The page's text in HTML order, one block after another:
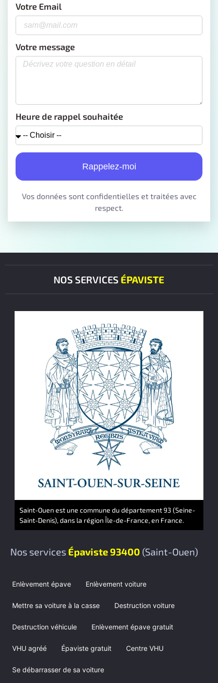
Votre Email
Votre message
Heure de rappel souhaitée
Rappelez-moi
Vos données sont confidentielles et traitées avec
respect.
NOS SERVICES ÉPAVISTE
Nos services Épaviste 93400 (Saint-Ouen)
Enlèvement épave Enlèvement voiture
Mettre sa voiture à la casse Destruction voiture
Destruction véhicule Enlèvement épave gratuit
VHU agréé Épaviste gratuit Centre VHU
Se débarrasser de sa voiture
Saint-Ouen est une commune du département 93 (Seine-
Saint-Denis), dans la région Île-de-France, en France.